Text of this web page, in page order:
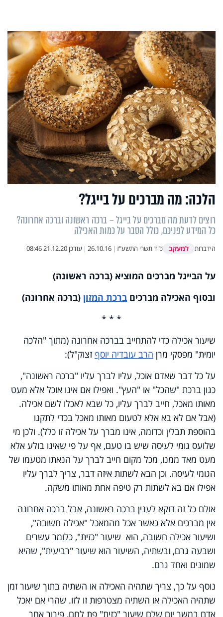
הלכה: מה מברכים על בייגל?
רוצים לדעת מה מברכים על בייגל – ברכה ראשונה וברכה אחרונה?
כל המידע לפניכם, כולל הסבר על כמות האכילה
הידברות למעקב כ"ד תשרי התשע"ז |
26.10.16
| עודכן21.12.20 08:46
על הבייגל מברכים המוציא (ברכה ראשונה)
ובסוף האכילה מברכים ברכת המזון (ברכה אחרונה)
* * *
שיעור אכילה כדי להתחייב בברכה אחרונה (מתוך "הלכה
יומית" מפסקי מרן הרב עובדיה יוסף זצוק"ל):
על כל דבר שאדם אוכל, עליו לברך עליו "ברכה ראשונה",
כגון ברכת "שהכל" או "העץ". ואפילו אם אינו אוכל אלא מעט
מאותו מאכל, חייב לברך עליו, כל שבא לאכלו לשם אכילה.
(אבל אם לא בא אלא לטעום מאותו מאכל בכדי לתקנו
בהוספת תבלין וכדומה, אינו מברך על אכילה זו כלל). ולכן מי
שלועס גומי לעיסה שיש בו טעם, אף על פי שאינו בולע אלא
מעט מאד ממנו, מכל מקום חייב לברך על הנאתו מטעמו של
הגומי לעיסה. וכן הבא לשתות איזה דבר, צריך לברך עליו
אפילו אם בא לשתות רק טיפה אחת מאותו משקה.
אולם כל זה דוקא לענין ברכה ראשונה, אבל ברכה אחרונה
אין מברכים אלא כאשר אכל מהמאכל "אכילה חשובה",
ושיעור אכילה חשובה, הוא שיעור "כזית", כלומר עשרים
ושבעה גרם, ובשתיה, השיעור הוא שיעור "רביעית", שהיא
שמונים ואחד גרם.
נוסף על כך, צריך שתהיה האכילה או השתיה בתוך שיעור זמן
שתהיה האכילה או השתיה מצטרפות זו לזו. שהרי אם יאכל
אדם במשך יום שלם שיעור "כזית" פת לחם, פירור אחר